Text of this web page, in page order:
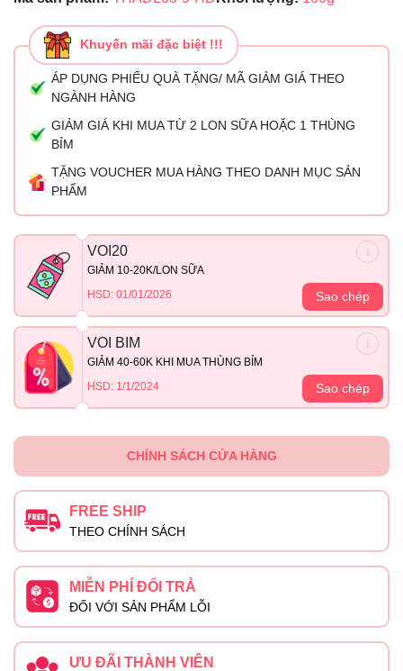
Khuyến mãi đặc biệt !!!
ÁP DỤNG PHIẾU QUÀ TẶNG/ MÃ GIẢM GIÁ THEO
NGÀNH HÀNG
GIẢM GIÁ KHI MUA TỪ 2 LON SỮA HOẶC 1 THÙNG
BỈM
TẶNG VOUCHER MUA HÀNG THEO DANH MỤC SẢN
PHẨM
VOI20
GIẢM 10-20K/LON SỮA
HSD: 01/01/2026
Sao chép
VOI BIM
GIẢM 40-60K KHI MUA THÙNG BỈM
HSD: 1/1/2024
Sao chép
CHÍNH SÁCH CỬA HÀNG
FREE SHIP
THEO CHÍNH SÁCH
MIỄN PHÍ ĐỔI TRẢ
ĐỐI VỚI SẢN PHẨM LỖI
ƯU ĐÃI THÀNH VIÊN